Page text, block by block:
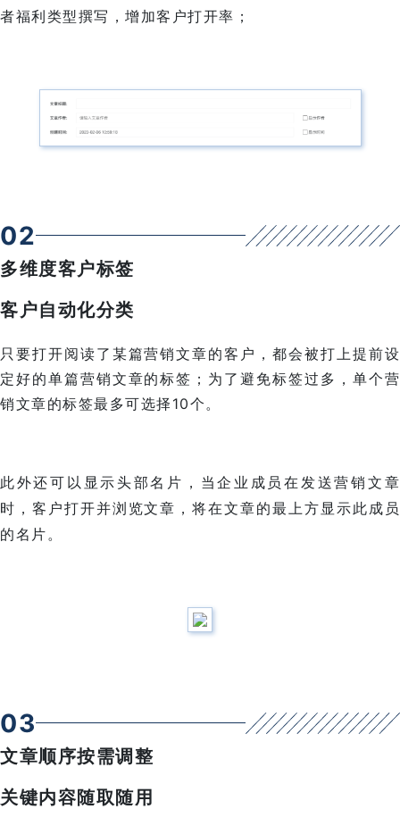
者福利类型撰写，增加客户打开率；
02
多维度客户标签
客户自动化分类
只要打开阅读了某篇营销文章的客户，都会被打上提前设
定好的单篇营销文章的标签；为了避免标签过多，单个营
销文章的标签最多可选择10个。
此外还可以显示头部名片，当企业成员在发送营销文章
时，客户打开并浏览文章，将在文章的最上方显示此成员
的名片。
03
文章顺序按需调整
关键内容随取随用